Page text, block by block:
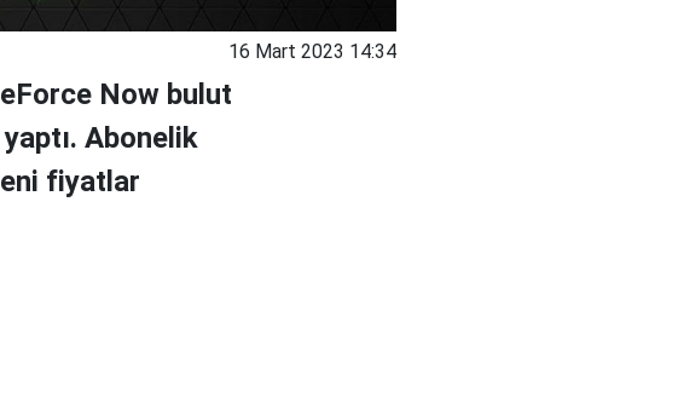
16 Mart 2023 14:34
Now bulut
Abonelik
fiyatlar